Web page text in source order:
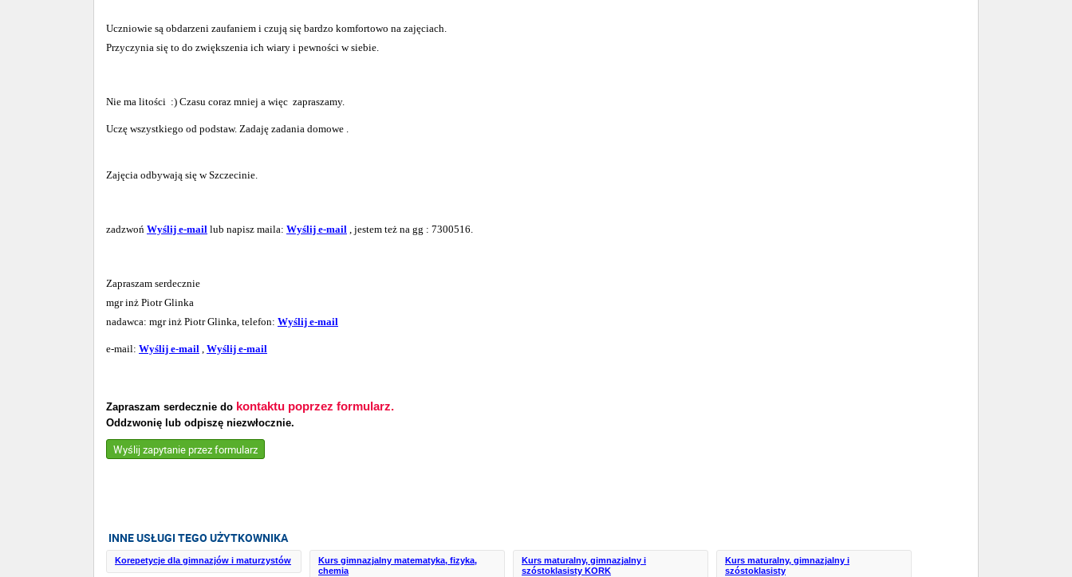
Uczniowie są obdarzeni zaufaniem i czują się bardzo komfortowo na zajęciach.
Przyczynia się to do zwiększenia ich wiary i pewności w siebie.
Nie ma litości :) Czasu coraz mniej a więc zapraszamy.
Uczę wszystkiego od podstaw. Zadaję zadania domowe .
Zajęcia odbywają się w Szczecinie.
zadzwoń Wyślij e-mail lub napisz maila: Wyślij e-mail , jestem też na gg : 7300516.
Zapraszam serdecznie
mgr inż Piotr Glinka
nadawca: mgr inż Piotr Glinka, telefon: Wyślij e-mail
e-mail: Wyślij e-mail , Wyślij e-mail
Zapraszam serdecznie do kontaktu poprzez formularz.
Oddzwonię lub odpiszę niezwłocznie.
Wyślij zapytanie przez formularz
INNE USŁUGI TEGO UŻYTKOWNIKA
Korepetycje dla gimnazjów i maturzystów
Kurs gimnazjalny matematyka, fizyka,
chemia
Kurs maturalny, gimnazjalny i
szóstoklasisty KORK
Kurs maturalny, gimnazjalny i
szóstoklasisty